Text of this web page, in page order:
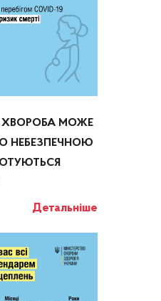
‌ХВОРОБА‌ ‌МОЖЕ‌
‌НЕБЕЗПЕЧНОЮ‌
Детальніше